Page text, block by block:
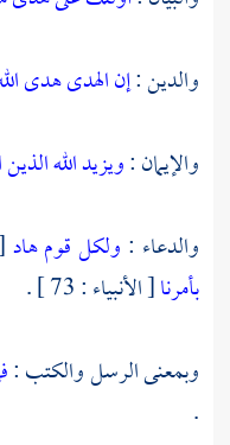
والدين :إن الهدى هدى
والإيمان :ويزيد الله
والدعاء : ولكل قوم هاد
بأمرنا[ الأنبياء : 73 ] .
وبمعنى الرسل والكتب :
.